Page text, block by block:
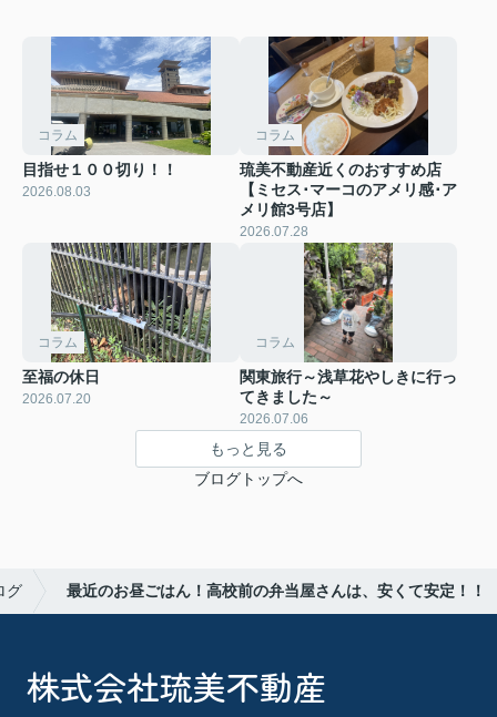
コラム
目指せ１００切り！！
2026.08.03
コラム
琉美不動産近くのおすすめ店
【ミセス･マーコのアメリ感･ア
メリ館3号店】
2026.07.28
コラム
至福の休日
2026.07.20
コラム
関東旅行～浅草花やしきに行っ
てきました～
2026.07.06
もっと見る
ブログトップへ
グ 最近のお昼ごはん！高校前の弁当屋さんは、安くて安定！！
株式会社琉美不動産